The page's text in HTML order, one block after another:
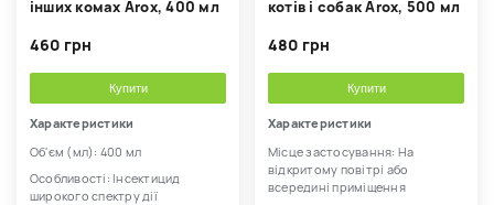
інших комах Arox, 400 мл
460 грн
Купити
Характеристики
Об'єм (мл): 400 мл
Особливості: Інсектицид
широкого спектру дії
котів і собак Arox, 500 мл
480 грн
Купити
Характеристики
Місце застосування: На
відкритому повітрі або
всередині приміщення